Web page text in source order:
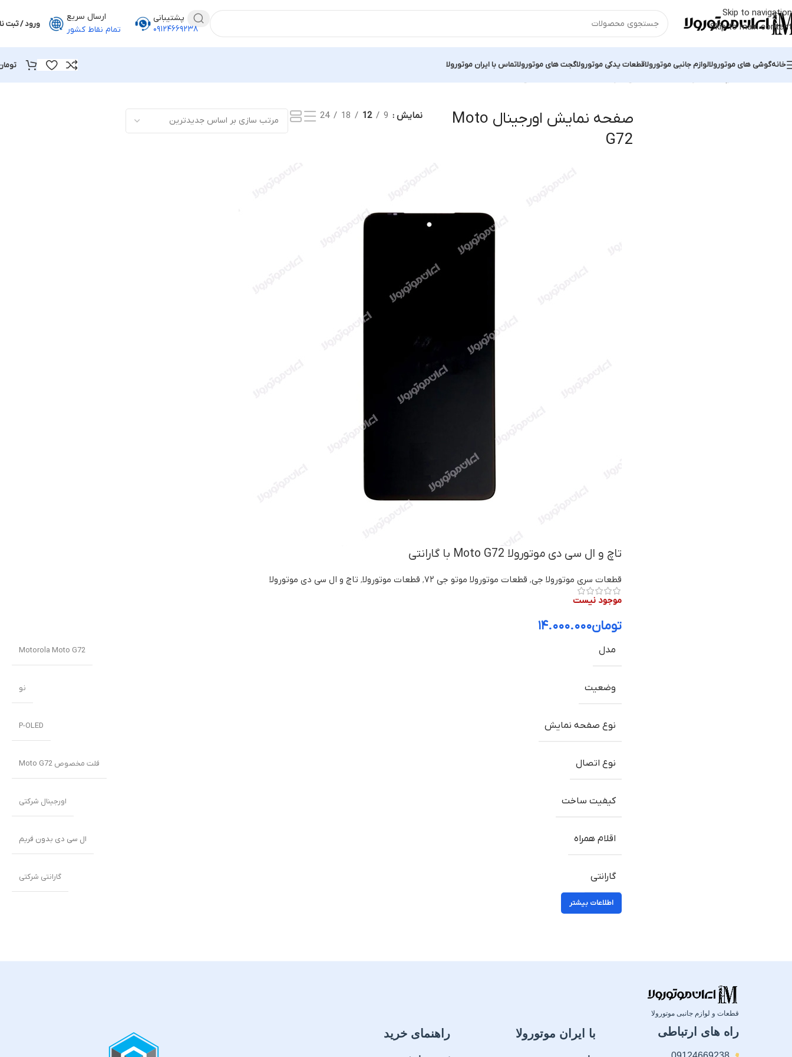
Skip to navigation
Skip to main content
پشتیبانی
۰۹۱۲۴۶۶۹۲۳۸
ارسال سریع
تمام نقاط کشور
ورود / ثبت
خانهگوشی های موتورولالوازم جانبی موتورولاقطعات یدکی موتورولاگجت های موتورولاتماس با ایران موتورولا
صفحه نمایش اورجینال Moto
G72
نمایش 9
12
18
24
تاچ و ال سی دی موتورولا Moto G72 با گارانتی
قطعات سری موتورولا جی, قطعات موتورولا موتو جی ۷۲ , قطعات موتورولا, تاچ و ال سی دی موتورولا
موجود نیست
تومان۱۴.۰۰۰.۰۰۰
مدل Motorola Moto G72
وضعیت نو
نوع صفحه نمایش P-OLED
نوع اتصال فلت مخصوص Moto G72
کیفیت ساخت اورجینال شرکتی
اقلام همراه ال سی دی بدون فریم
گارانتی گارانتی شرکتی
اطلاعات بیشتر
قطعات و لوازم جانبی موتورولا
راه های ارتباطی با ایران موتورولا راهنمای خرید